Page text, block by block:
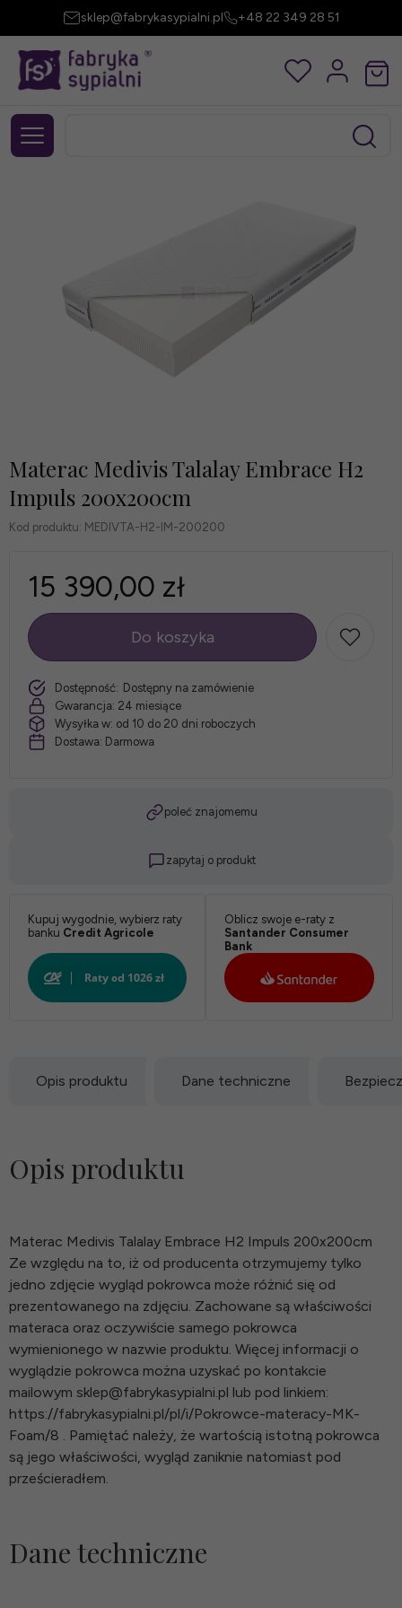
sklep@fabrykasypialni.pl +48 22 349 28 51
Materac Medivis Talalay Embrace H2
Impuls 200x200cm
Kod produktu: MEDIVTA-H2-IM-200200
15 390,00 zł
szt.
Do koszyka
Dostępność: Dostępny na zamówienie
Gwarancja: 24 miesiące
Wysyłka w: od 10 do 20 dni roboczych
Dostawa: Darmowa
poleć znajomemu
zapytaj o produkt
Kupuj wygodnie, wybierz raty
banku Credit Agricole
Oblicz swoje e-raty z
Santander Consumer
Bank
Opis produktu Dane techniczne
Opis produktu
Materac Medivis Talalay Embrace H2 Impuls 200x200cm
Ze względu na to, iż od producenta otrzymujemy tylko
jedno zdjęcie wygląd pokrowca może różnić się od
prezentowanego na zdjęciu. Zachowane są właściwości
materaca oraz oczywiście samego pokrowca
wymienionego w nazwie produktu. Więcej informacji o
wyglądzie pokrowca można uzyskać po kontakcie
mailowym sklep@fabrykasypialni.pl lub pod linkiem:
https://fabrykasypialni.pl/pl/i/Pokrowce-materacy-MK-
Foam/8 . Pamiętać należy, że wartością istotną pokrowca
są jego właściwości, wygląd zaniknie natomiast pod
prześcieradłem.
Dane techniczne